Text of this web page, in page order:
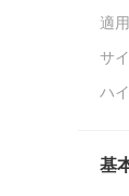
適
サ
ハ
基